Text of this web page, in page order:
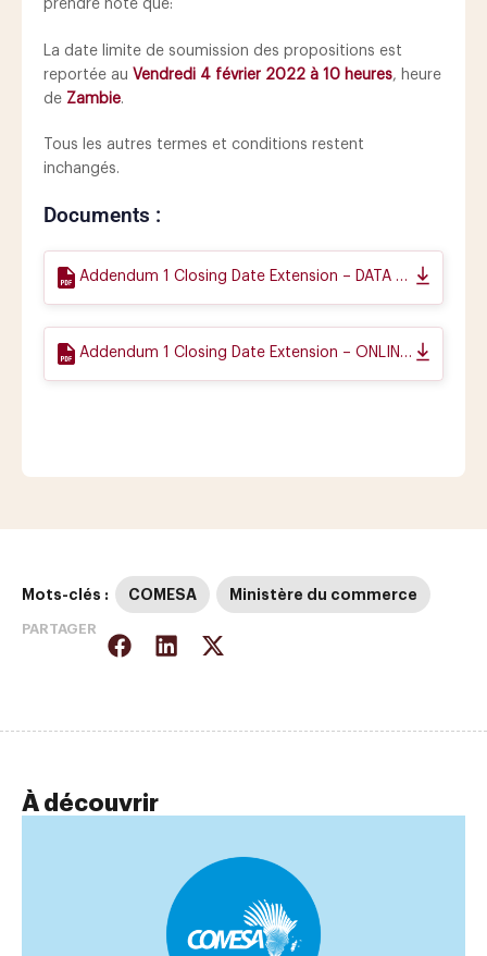
prendre note que:
La date limite de soumission des propositions est
reportée au Vendredi 4 février 2022 à 10 heures, heure
de Zambie.
Tous les autres termes et conditions restent
inchangés.
Documents :
Addendum 1 Closing Date Extension – DATA CENTRE
Addendum 1 Closing Date Extension – ONLINE MARKET
Mots-clés : COMESA Ministère du commerce
PARTAGER
À découvrir